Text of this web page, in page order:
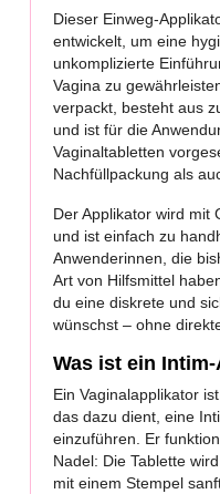
Dieser Einweg-
entwickelt, um eine
unkomplizierte
Vagina zu
verpackt, besteht aus
und ist für die
Vaginaltabletten
Nachfüllpackung als
Der Applikator wird mit
und ist einfach zu
Anwenderinnen, die
Art von Hilfsmittel
du eine diskrete und
wünschst – ohne
Was ist ein
Ein Vaginalapplikator
das dazu dient, eine
einzuführen. Er
Nadel: Die Tablette
mit einem Stempel